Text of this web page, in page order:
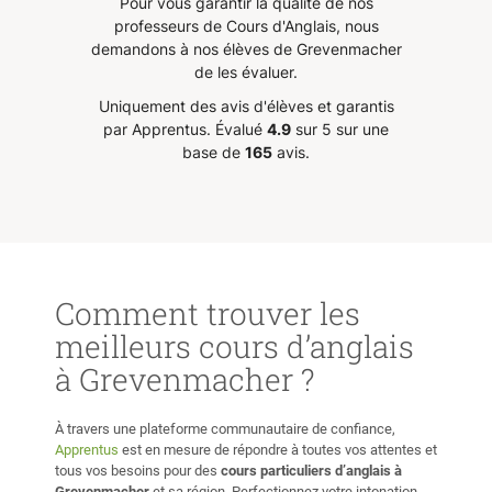
Transformons ensemble votre pratique de l'anglais en une
véritable aventure humaine. Au plaisir de faire votre
l'on peut bien apprendre et
progresser avec elle. Autre chose
importante, Nouhaila donne cours
très agréable d'apprendre avec
elle, ces cours ne dégagent aucun
professeurs de Cours d'Anglais, nous
demandons à nos élèves de Grevenmacher
de les évaluer.
Uniquement des avis d'élèves et garantis
par Apprentus. Évalué 4.9 sur 5 sur une
base de 165 avis.
Comment trouver les
meilleurs cours d’anglais
à Grevenmacher ?
À travers une plateforme communautaire de confiance,
Apprentus est en mesure de répondre à toutes vos attentes et
tous vos besoins pour des cours particuliers d’anglais à